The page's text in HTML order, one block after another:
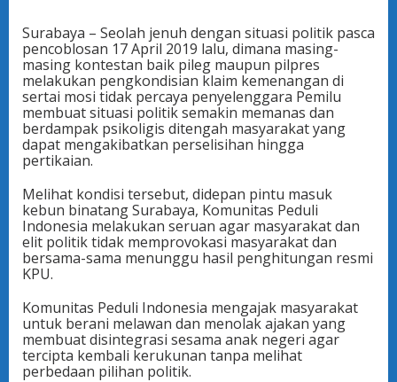
Surabaya – Seolah jenuh dengan situasi politik pasca
pencoblosan 17 April 2019 lalu, dimana masing-
masing kontestan baik pileg maupun pilpres
melakukan pengkondisian klaim kemenangan di
sertai mosi tidak percaya penyelenggara Pemilu
membuat situasi politik semakin memanas dan
berdampak psikoligis ditengah masyarakat yang
dapat mengakibatkan perselisihan hingga
pertikaian.
Melihat kondisi tersebut, didepan pintu masuk
kebun binatang Surabaya, Komunitas Peduli
Indonesia melakukan seruan agar masyarakat dan
elit politik tidak memprovokasi masyarakat dan
bersama-sama menunggu hasil penghitungan resmi
KPU.
Komunitas Peduli Indonesia mengajak masyarakat
untuk berani melawan dan menolak ajakan yang
membuat disintegrasi sesama anak negeri agar
tercipta kembali kerukunan tanpa melihat
perbedaan pilihan politik.